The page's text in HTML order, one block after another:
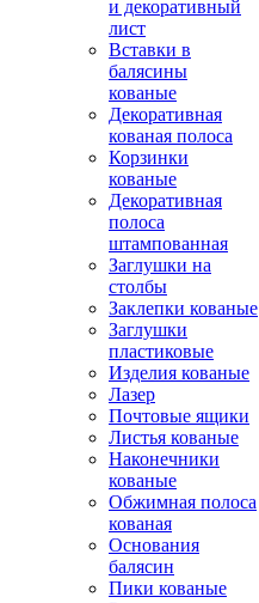
и декоративный
лист
Вставки в
балясины
кованые
Декоративная
кованая полоса
Корзинки
кованые
Декоративная
полоса
штампованная
Заглушки на
столбы
Заклепки кованые
Заглушки
пластиковые
Изделия кованые
Лазер
Почтовые ящики
Листья кованые
Наконечники
кованые
Обжимная полоса
кованая
Основания
балясин
Пики кованые